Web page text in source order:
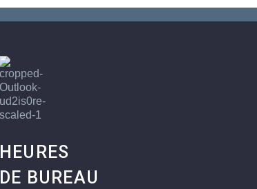
HEURES
DE BUREAU